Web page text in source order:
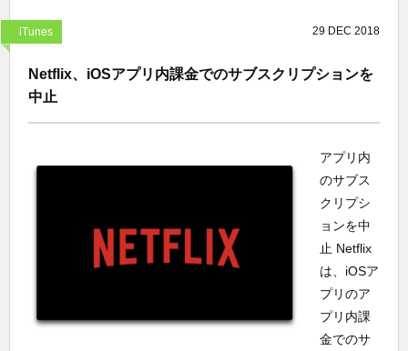
iTunes 29 DEC 2018
Netflix、iOSアプリ内課金でのサブスクリプションを
中止
アプリ内
のサブス
クリプシ
ョンを中
止 Netflix
は、iOSア
プリのア
プリ内課
金でのサ